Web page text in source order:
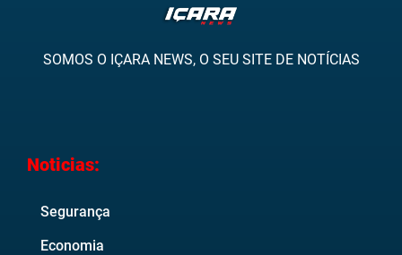
SOMOS O IÇARA NEWS, O SEU SITE DE NOTÍCIAS
Noticias:
Segurança
Economia